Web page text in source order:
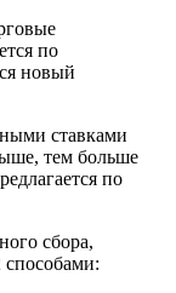
по
новый
ставками
тем больше
по
сбора,
способами: